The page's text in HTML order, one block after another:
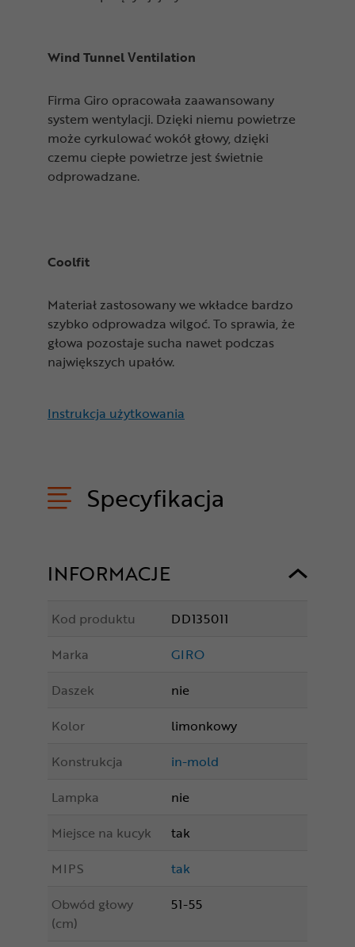
Wind Tunnel Ventilation
Firma Giro opracowała zaawansowany
system wentylacji. Dzięki niemu powietrze
może cyrkulować wokół głowy, dzięki
czemu ciepłe powietrze jest świetnie
odprowadzane.
Coolfit
Materiał zastosowany we wkładce bardzo
szybko odprowadza wilgoć. To sprawia, że
głowa pozostaje sucha nawet podczas
największych upałów.
Instrukcja użytkowania
Specyfikacja
INFORMACJE
Kod produktu
DD135011
Marka
GIRO
Daszek
nie
Kolor
limonkowy
Konstrukcja
in-mold
Lampka
nie
Miejsce na kucyk
tak
MIPS
tak
Obwód głowy
(cm)
51-55